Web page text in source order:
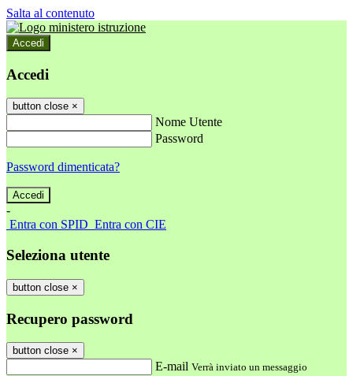
Salta al contenuto
Accedi
Accedi
button close ×
Nome Utente
Password
Password dimenticata?
-
Entra con SPID Entra con CIE
Seleziona utente
button close ×
Recupero password
button close ×
E-mail Verrà inviato un messaggio